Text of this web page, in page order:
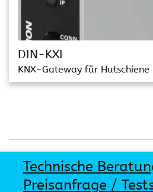
DIN-KXI
KNX-Gateway für Hutschiene
Technische
Preisanfrage /